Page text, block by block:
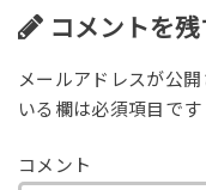
コメントを残
メールアドレスが公
いる欄は必須項目です
コメント